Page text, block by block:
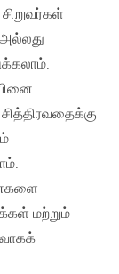
மற்றும்